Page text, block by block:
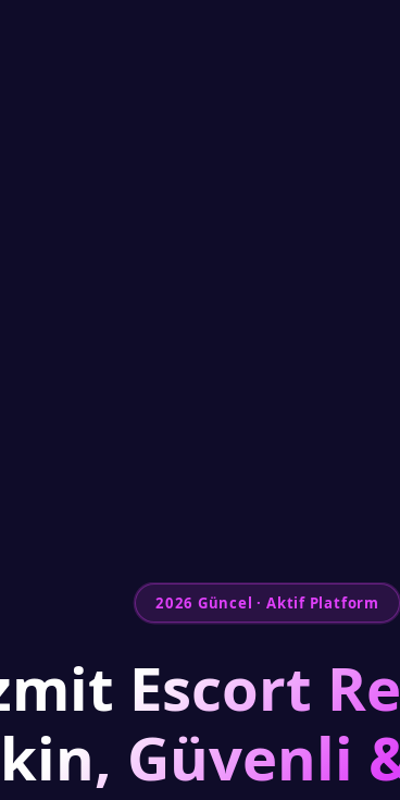
2026 Güncel · Aktif Platform
Escort
Güvenli